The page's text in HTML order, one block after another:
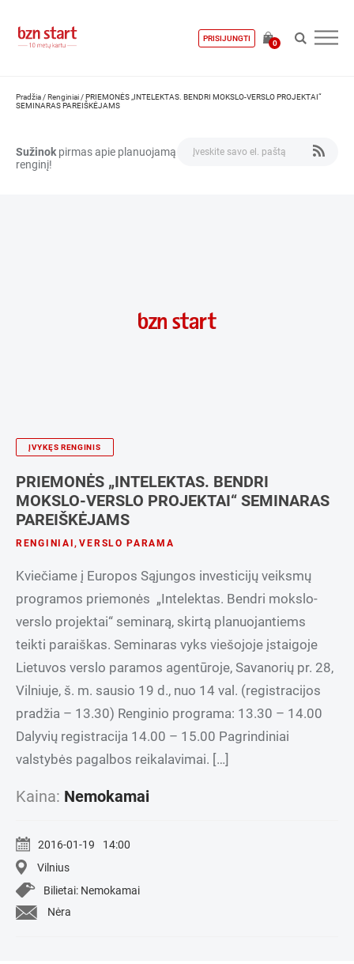
PRISIJUNGTI
0
Pradžia /Renginiai /PRIEMONĖS „INTELEKTAS. BENDRI MOKSLO-VERSLO PROJEKTAI“
SEMINARAS PAREIŠKĖJAMS
Sužinok pirmas apie planuojamą
renginį!
ĮVYKĘS RENGINIS
PRIEMONĖS „INTELEKTAS. BENDRI
MOKSLO-VERSLO PROJEKTAI“ SEMINARAS
PAREIŠKĖJAMS
RENGINIAI,VERSLO PARAMA
Kviečiame į Europos Sąjungos investicijų veiksmų
programos priemonės „Intelektas. Bendri mokslo-
verslo projektai“ seminarą, skirtą planuojantiems
teikti paraiškas. Seminaras vyks viešojoje įstaigoje
Lietuvos verslo paramos agentūroje, Savanorių pr. 28,
Vilniuje, š. m. sausio 19 d., nuo 14 val. (registracijos
pradžia – 13.30) Renginio programa: 13.30 – 14.00
Dalyvių registracija 14.00 – 15.00 Pagrindiniai
valstybės pagalbos reikalavimai. […]
Kaina: Nemokamai
2016-01-19
14:00
Vilnius
Bilietai: Nemokamai
Nėra